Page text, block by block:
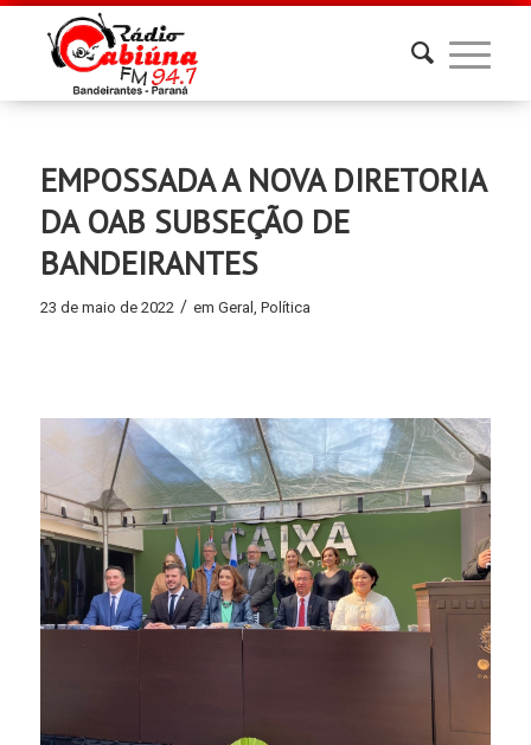
EMPOSSADA A NOVA DIRETORIA
DA OAB SUBSEÇÃO DE
BANDEIRANTES
23 de maio de 2022 / em Geral , Política